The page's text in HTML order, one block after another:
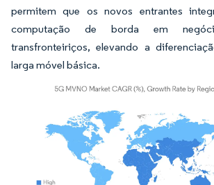
permitem que os novos entrantes
computação de borda em
transfronteiriços, elevando a
larga móvel básica.